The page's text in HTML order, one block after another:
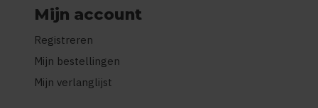
Mijn account
Registreren
Mijn bestellingen
Mijn verlanglijst